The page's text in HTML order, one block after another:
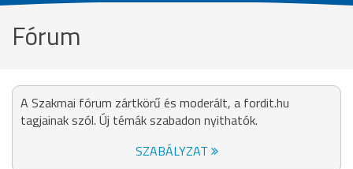
Fórum
A Szakmai fórum zártkörű és moderált, a fordit.hu
tagjainak szól. Új témák szabadon nyithatók.
SZABÁLYZAT